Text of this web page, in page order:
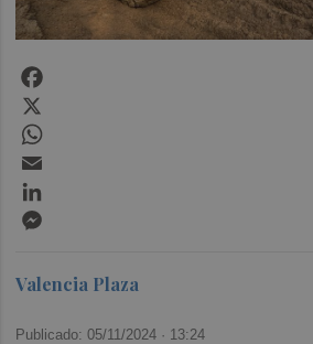
Valencia Plaza
Publicado: 05/11/2024 · 13:24